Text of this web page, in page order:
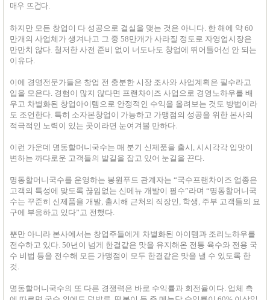
매우 뜨겁다.
하지만 모든 창업이 다 성공으로 결실을 맺는 것은 아니다. 한 해에 약 60
만개의 사업체가 생겨나고 그 중 58만개가 사라질 정도로 자영업시장은
만만치 않다. 철저한 사전 준비 없이 너도나도 창업에 뛰어들어선 안 되는
이유다.
이에 경영전문가들은 창업 전 충분한 시장 조사와 사업계획은 필수라고
입을 모은다. 경험이 많지 않다면 프랜차이즈 사업으로 경영노하우를 배
우고 차별화된 창업아이템으로 안정적인 수익을 올려보는 것도 방법이라
도 조언한다. 특히 소자본창업이 가능하고 가맹점의 성공을 위한 본사의
적극적인 노력이 있는 곳이라면 눈여겨볼 만하다.
이런 가운데 명동할머니국수는 매 분기 신제품을 출시, 시시각각 입맛이
변하는 까다로운 고객들의 발길을 잡고 있어 눈길을 끈다.
명동할머니국수를 운영하는 봉원푸드 관계자는 “국수프랜차이즈 업종은
고객의 특성에 맞도록 끊임없는 신메뉴 개발이 필수”라며 “명동할머니국
수는 꾸준히 신제품을 개발, 출시해 근처의 직장인, 학생, 주부 고객들의 요
구에 부응하고 있다”고 전했다.
뿐만 아니라 본사에서는 창업주들에게 차별화된 아이템과 조리노하우를
전수하고 있다. 50년이 넘게 한결같은 맛을 유지해온 전통 육수와 전용 국
수 비법 등을 전수해 모든 가맹점이 모두 한결같은 맛을 낼 수 있도록 한
것.
명동할머니국수의 또 다른 경쟁력은 바로 수익률과 회전율이다. 업체 측